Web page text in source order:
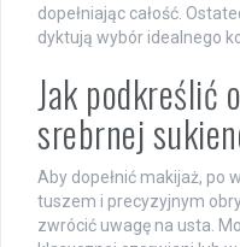
dopełniając całość.
dyktują wybór idealnego
Jak podkreślić
srebrnej
Aby dopełnić makijaż, po
tuszem i precyzyjnym
zwrócić uwagę na usta.